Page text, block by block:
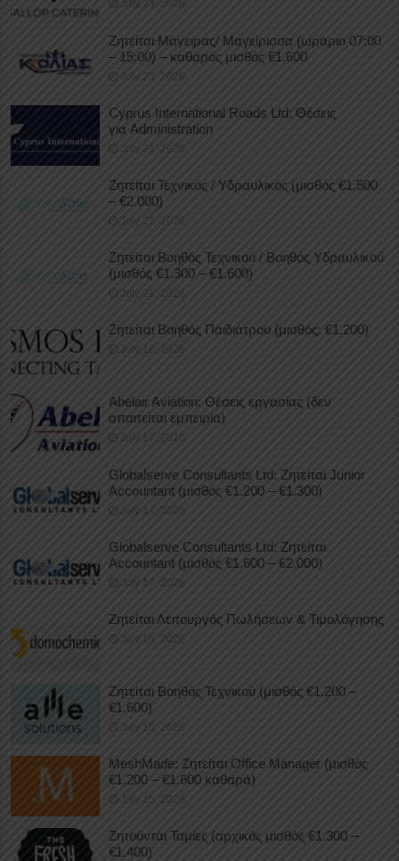
July 23, 2026
Ζητείται Μάγειρας/ Μαγείρισσα (ωράριο 07:00
– 15:00) – καθαρός μισθός €1.600
July 23, 2026
Cyprus International Roads Ltd: Θέσεις
για Administration
July 21, 2026
Ζητείται Τεχνικός / Υδραυλικός (μισθός €1.500
– €2.000)
July 21, 2026
Ζητείται Βοηθός Τεχνικού / Βοηθός Υδραυλικού
(μισθός €1.300 – €1.600)
July 21, 2026
Ζητείται Βοηθός Παιδιάτρου (μισθός: €1.200)
July 18, 2026
Abelair Aviation: Θέσεις εργασίας (δεν
απαιτείται εμπειρία)
July 17, 2026
Globalserve Consultants Ltd: Ζητείται Junior
Accountant (μισθός €1.200 – €1.300)
July 17, 2026
Globalserve Consultants Ltd: Ζητείται
Accountant (μισθός €1.600 – €2.000)
July 17, 2026
Ζητείται Λειτουργός Πωλήσεων & Τιμολόγησης
July 16, 2026
Ζητείται Βοηθός Τεχνικού (μισθός €1.200 –
€1.600)
July 15, 2026
MeshMade: Ζητείται Office Manager (μισθός
€1.200 – €1.600 καθαρά)
July 15, 2026
Ζητούνται Ταμίες (αρχικός μισθός €1.300 –
€1.400)